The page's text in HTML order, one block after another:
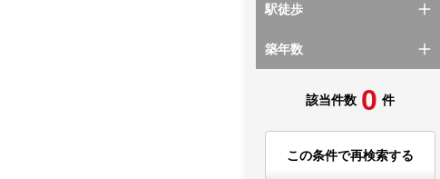
駅徒歩
築年数
該当件数 0 件
この条件で再検索する